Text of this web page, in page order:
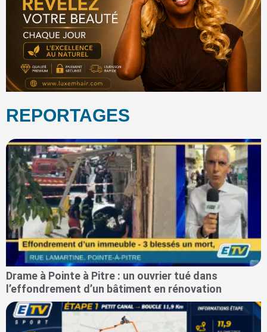
REPORTAGES
Drame à Pointe à Pitre : un ouvrier tué dans
l’effondrement d’un bâtiment en rénovation